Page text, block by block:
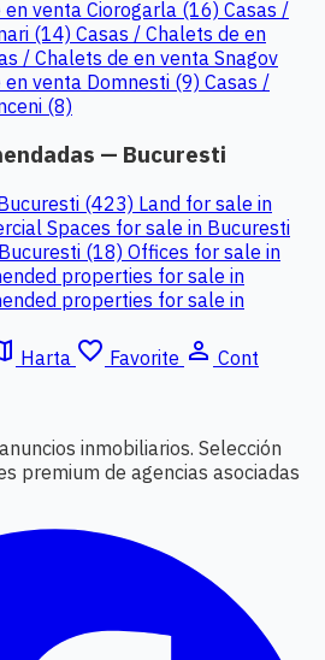
venta Ciorogarla (16) Casas /
(14) Casas / Chalets de en
/ Chalets de en venta Snagov
venta Domnesti (9) Casas /
(8)
— Bucuresti
(423) Land for sale in
Spaces for sale in Bucuresti
(18) Offices for sale in
properties for sale in
properties for sale in
Harta favorite_border Favorite person_outline Cont
inmobiliarios. Selección
premium de agencias asociadas